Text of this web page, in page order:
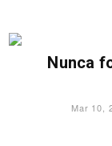
Nunca
Mar 10,